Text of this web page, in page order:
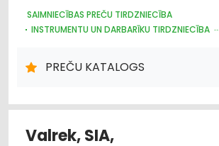
SAIMNIECĪBAS PREČU TIRDZNIECĪBA
INSTRUMENTU UN DARBARĪKU TIRDZNIECĪBA
UN APAVI; TIRDZNIECĪBA
PREČU KATALOGS
Valrek, SIA,